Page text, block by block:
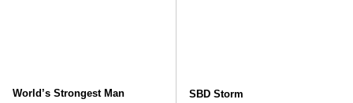
World’s Strongest Man SBD Storm